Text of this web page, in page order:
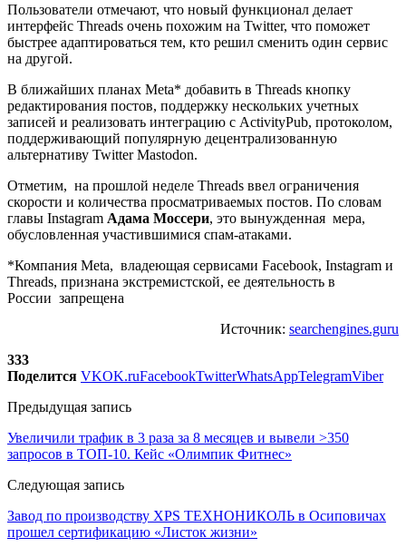
Пользователи отмечают, что новый функционал делает
интерфейс Threads очень похожим на Twitter, что поможет
быстрее адаптироваться тем, кто решил сменить один сервис
на другой.
В ближайших планах Meta* добавить в Threads кнопку
редактирования постов, поддержку нескольких учетных
записей и реализовать интеграцию с ActivityPub, протоколом,
поддерживающий популярную децентрализованную
альтернативу Twitter Mastodon.
Отметим, на прошлой неделе Threads ввел ограничения
скорости и количества просматриваемых постов. По словам
главы Instagram Адама Моссери, это вынужденная мера,
обусловленная участившимися спам-атаками.
*Компания Meta, владеющая сервисами Facebook, Instagram и
Threads, признана экстремистской, ее деятельность в
России запрещена
Источник: searchengines.guru
333
Поделится VKOK.ruFacebookTwitterWhatsAppTelegramViber
Предыдущая запись
Увеличили трафик в 3 раза за 8 месяцев и вывели >350
запросов в ТОП-10. Кейс «Олимпик Фитнес»
Следующая запись
Завод по производству XPS ТЕХНОНИКОЛЬ в Осиповичах
прошел сертификацию «Листок жизни»